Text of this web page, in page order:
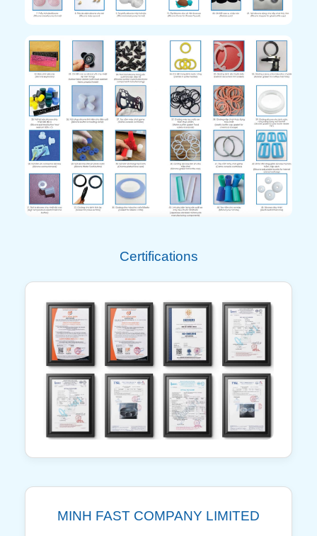
Certifications
MINH FAST COMPANY LIMITED